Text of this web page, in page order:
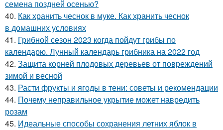
семена поздней осенью?
40. Как хранить чеснок в муке. Как хранить чеснок
в домашних условиях
41. Грибной сезон 2023 когда пойдут грибы по
календарю. Лунный календарь грибника на 2022 год
42. Защита корней плодовых деревьев от повреждений
зимой и весной
43. Расти фрукты и ягоды в тени: советы и рекомендации
44. Почему неправильное укрытие может навредить
розам
45. Идеальные способы сохранения летних яблок в